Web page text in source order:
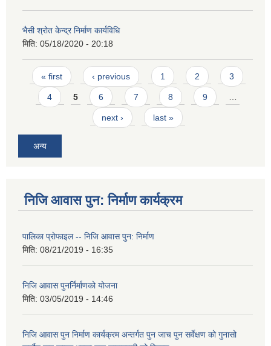
भैसी श्रोत केन्द्र निर्माण कार्यविधि
मिति: 05/18/2020 - 20:18
Pages
« first ‹ previous 1 2 3
4 5 6 7 8 9
next › last »
अन्य
निजि आवास पुन: निर्माण कार्यक्रम
पालिका प्राेफाइल -- निजि आवास पुन: निर्माण
मिति: 08/21/2019 - 16:35
निजि आवास पुनर्निर्माणको योजना
मिति: 03/05/2019 - 14:46
निजि आवास पुन निर्माण कार्यक्रम अन्तर्गत पुन जाच पुन सर्वेक्षण को गुनासो